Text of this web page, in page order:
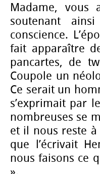
Madame, vous
soutenant
conscience.
fait apparaître
pancartes, de
Coupole un
Ce serait un
s’exprimait par
nombreuses se
et il nous reste
que l’écrivait
nous faisons ce